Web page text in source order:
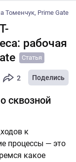
Томенчук, Prime Gate
рабочая
Статья
2 Поделись
сквозной
к
процессы — это
какое